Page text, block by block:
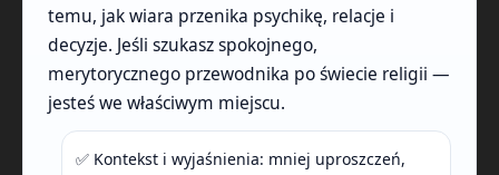
temu, jak wiara przenika psychikę, relacje i
decyzje. Jeśli szukasz spokojnego,
merytorycznego przewodnika po świecie religii —
jesteś we właściwym miejscu.
✅ Kontekst i wyjaśnienia: mniej uproszczeń,